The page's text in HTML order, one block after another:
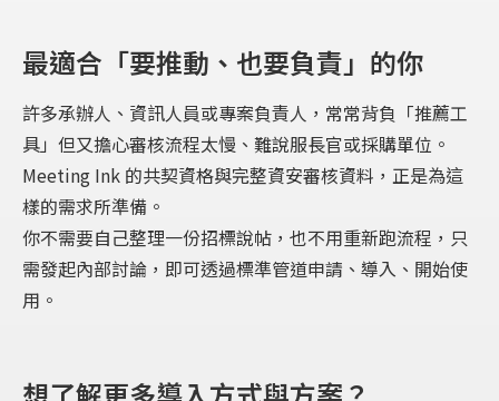
最適合「要推動、也要負責」的你
許多承辦人、資訊人員或專案負責人，常常背負「推薦工
具」但又擔心審核流程太慢、難說服長官或採購單位。
Meeting Ink 的共契資格與完整資安審核資料，正是為這
樣的需求所準備。
你不需要自己整理一份招標說帖，也不用重新跑流程，只
需發起內部討論，即可透過標準管道申請、導入、開始使
用。